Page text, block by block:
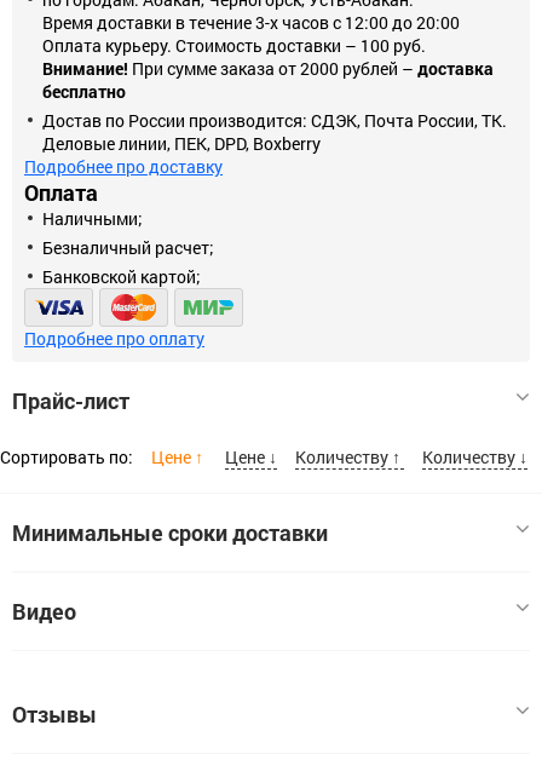
потайной головкой. Этот тип дюбелей может быть использован
многократно.
* Изображения товаров на фотографиях, представленных на
сайте, могут отличаться от оригиналов
Время доставки в течение 3-х часов с 12:00 до 20:00
Оплата курьеру. Стоимость доставки – 100 руб.
Внимание! При сумме заказа от 2000 рублей – доставка
бесплатно
Достав по России производится: СДЭК, Почта России, ТК.
Деловые линии, ПЕК, DPD, Boxberry
Подробнее про доставку
Оплата
Наличными;
Безналичный расчет;
Банковской картой;
Подробнее про оплату
Прайс-лист
Сортировать по: Цене ↑ Цене ↓ Количеству ↑ Количеству ↓
Размер
Анкер рамный 10*72мм для пустотелых конструкций
В наличии:
Минимальные сроки доставки
Видео
Отзывы